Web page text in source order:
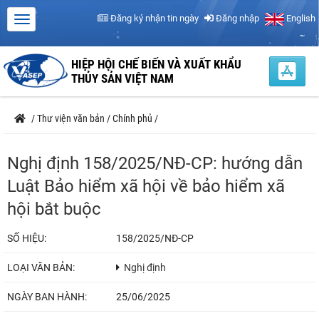
Đăng ký nhận tin ngày Đăng nhập English
HIỆP HỘI CHẾ BIẾN VÀ XUẤT KHẨU
THỦY SẢN VIỆT NAM
/Thư viện văn bản /Chính phủ /
Nghị định 158/2025/NĐ-CP: hướng dẫn
Luật Bảo hiểm xã hội về bảo hiểm xã
hội bắt buộc
SỐ HIỆU: 158/2025/NĐ-CP
LOẠI VĂN BẢN: Nghị định
NGÀY BAN HÀNH: 25/06/2025